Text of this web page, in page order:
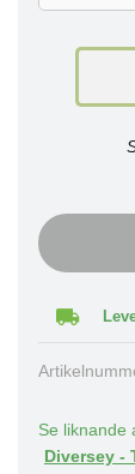
Se liknande
Diversey -